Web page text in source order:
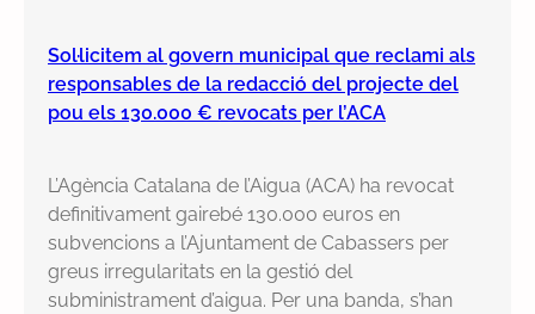
Sol·licitem al govern municipal que reclami als
responsables de la redacció del projecte del
pou els 130.000 € revocats per l’ACA
L’Agència Catalana de l’Aigua (ACA) ha revocat
definitivament gairebé 130.000 euros en
subvencions a l’Ajuntament de Cabassers per
greus irregularitats en la gestió del
subministrament d’aigua. Per una banda, s’han